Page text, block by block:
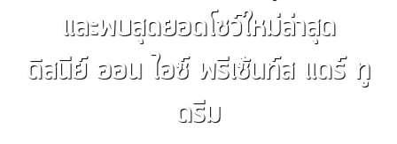
และพบสุดยอดโชว์ใหม่ล่าสุด
ดิสนีย์ ออน ไอซ์ พรีเซ้นท์ส แดร์ ทู
ดรีม